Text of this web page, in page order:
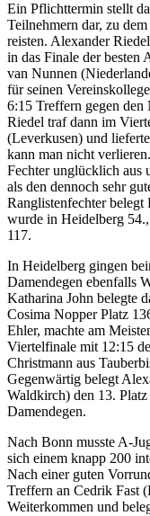
Ein Pflichttermin stellt
Teilnehmern dar, zu
reisten. Alexander
in das Finale der
van Nunnen
für seinen
6:15 Treffern gegen den
Riedel traf dann im
(Leverkusen) und
kann man nicht
Fechter unglücklich aus
als den dennoch sehr
Ranglistenfechter
wurde in Heidelberg
117.
In Heidelberg gingen
Damendegen ebenfalls
Katharina John belegte
Cosima Nopper Platz
Ehler, machte am
Viertelfinale mit 12:15
Christmann aus
Gegenwärtig belegt
Waldkirch) den 13.
Damendegen.
Nach Bonn musste A-
sich einem knapp 200
Nach einer guten
Treffern an Cedrik Fast
Weiterkommen und